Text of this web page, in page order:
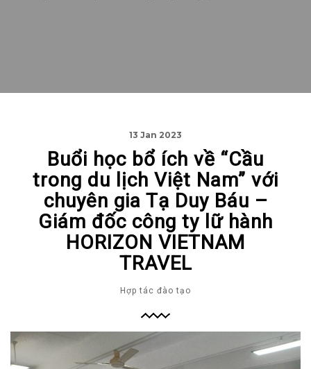
13 Jan 2023
Buổi học bổ ích về “Cầu
trong du lịch Việt Nam” với
chuyên gia Tạ Duy Báu –
Giám đốc công ty lữ hành
HORIZON VIETNAM
TRAVEL
Hợp tác đào tạo